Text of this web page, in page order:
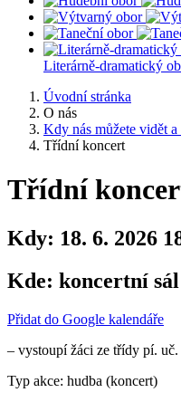
Literárně-dramatický
Úvodní stránka
O nás
Kdy nás můžete vidět
Třídní koncert
Třídní
Kdy: 18. 6. 2026
Kde: koncertní
Přidat do Google kalendáře
– vystoupí žáci ze třídy pí.
Typ akce: hudba (koncert)